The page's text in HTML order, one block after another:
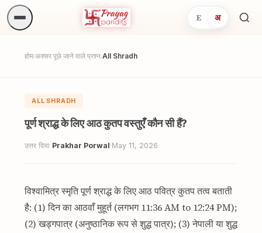
E अ
होम/अक्सर पूछे जाने वाले प्रश्न/All Shradh
ALL SHRADH
पूर्ण श्राद्ध के लिए आठ कुतप वस्तुएँ कौन सी हैं?
उत्तर दिया Prakhar Porwal·May 11, 2026
विश्वामित्र स्मृति पूर्ण श्राद्ध के लिए आठ पवित्र कुतप तत्व बताती
है: (1) दिन का आठवाँ मुहूर्त (लगभग 11:36 AM to 12:24 PM);
(2) खड्गपात्र (अनुष्ठानिक रूप से शुद्ध पात्र); (3) नेपाली या शुद्ध